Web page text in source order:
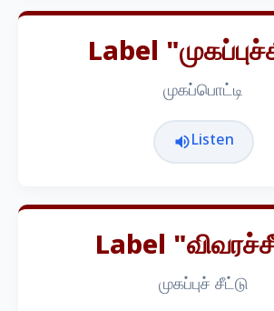
Label
முகப்பொட்டி
Listen
Label
முகப்புச் சீட்டு